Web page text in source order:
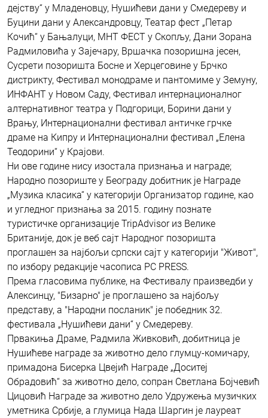
дејству“ у Младеновцу, Нушићеви дани у Смедереву и
Буцини дани у Александровцу, Театар фест „Петар
Кочић“ у Бањалуци, МНТ ФЕСТ у Скопљу, Дани Зорана
Радмиловића у Зајечару, Вршачка позоришна јесен,
Сусрети позоришта Босне и Херцеговине у Брчко
дистрикту, Фестивал монодраме и пантомиме у Земуну,
ИНФАНТ у Новом Саду, Фестивал интернационалног
алтернативног театра у Подгорици, Борини дани у
Врању, Интернационални фестивал античке грчке
драме на Кипру и Интернационални фестивал „Елена
Теодорини“ у Крајови.
Ни ове године нису изостала признања и награде;
Народно позориште у Београду добитник је Награде
„Музика класика“ у категорији Организатор године, као
и угледног признања за 2015. годину познате
туристичке организације TripAdvisor из Велике
Британије, док је веб сајт Народног позоришта
проглашен за најбољи српски сајт у категорији "Живот",
по избору редакције часописа PC PRESS.
Према гласовима публике, на Фестивалу праизведби у
Алексинцу, "Бизарно" је проглашено за најбољу
представу, а "Народни посланик" је победник 32.
фестивала „Нушићеви дани“ у Смедереву.
Првакиња Драме, Радмила Живковић, добитница је
Нушићеве награде за животно дело глумцу-комичару,
примадона Бисерка Цвејић Награде „Доситеј
Обрадовић“ за животно дело, сопран Светлана Бојчевић
Цицовић Награде за животно дело Удружења музичких
уметника Србије, а глумица Нада Шаргин је лауреат